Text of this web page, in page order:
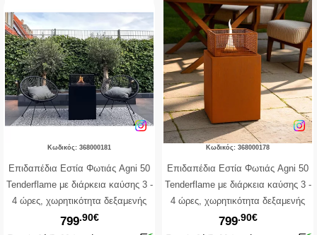
Κωδικός: 368000181
Επιδαπέδια Εστία Φωτιάς Agni 50
Tenderflame με διάρκεια καύσης 3 -
4 ώρες, χωρητικότητα δεξαμενής
1000ml και διαστάσεις
799.90€
Κωδικός: 368000178
Επιδαπέδια Εστία Φωτιάς Agni 50
Tenderflame με διάρκεια καύσης 3 -
4 ώρες, χωρητικότητα δεξαμενής
1000ml και διαστάσεις
799.90€